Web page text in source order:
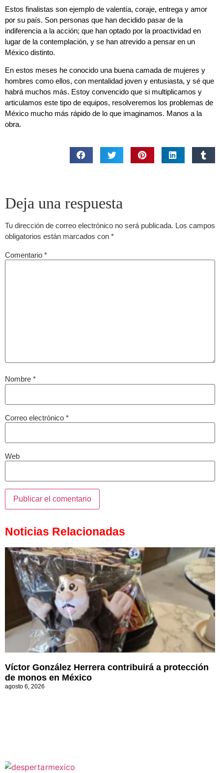
Estos finalistas son ejemplo de valentía, coraje, entrega y amor
por su país. Son personas que han decidido pasar de la
indiferencia a la acción; que han optado por la proactividad en
lugar de la contemplación, y se han atrevido a pensar en un
México distinto.
En estos meses he conocido una buena camada de mujeres y
hombres como ellos, con mentalidad joven y entusiasta, y sé que
habrá muchos más. Estoy convencido que si multiplicamos y
articulamos este tipo de equipos, resolveremos los problemas de
México mucho más rápido de lo que imaginamos. Manos a la
obra.
Deja una respuesta
Tu dirección de correo electrónico no será publicada. Los campos
obligatorios están marcados con *
Comentario *
Nombre *
Correo electrónico *
Web
Noticias Relacionadas
Víctor González Herrera contribuirá a protección
de monos en México
agosto 6, 2026